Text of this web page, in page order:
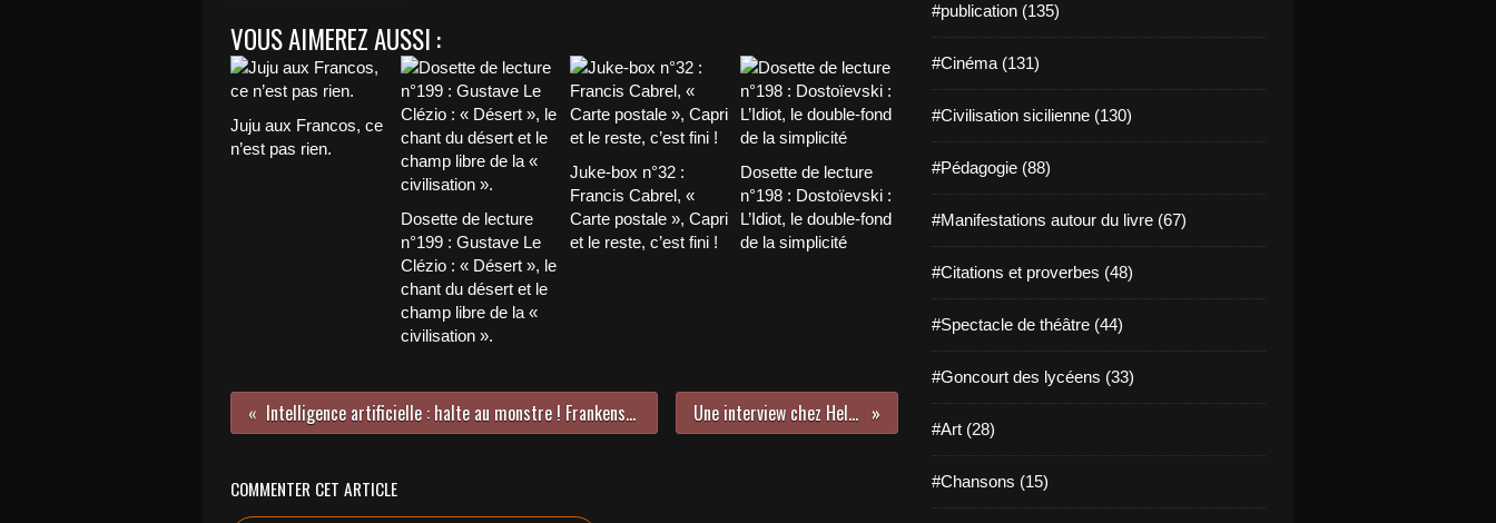
VOUS AIMEREZ AUSSI :
Juju aux Francos, ce
n’est pas rien.
Dosette de lecture
n°199 : Gustave Le
Clézio : « Désert », le
chant du désert et le
champ libre de la «
civilisation ».
Juke-box n°32 :
Francis Cabrel, «
Carte postale », Capri
et le reste, c’est fini !
Dosette de lecture
n°198 : Dostoïevski :
L’Idiot, le double-fond
de la simplicité
Intelligence artificielle : halte au monstre ! Frankenstein le romantique... Une interview chez Hello éditions
COMMENTER CET ARTICLE
#publication (135)
#Cinéma (131)
#Civilisation sicilienne (130)
#Pédagogie (88)
#Manifestations autour du livre (67)
#Citations et proverbes (48)
#Spectacle de théâtre (44)
#Goncourt des lycéens (33)
#Art (28)
#Chansons (15)